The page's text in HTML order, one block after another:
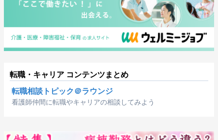
転職・キャリア コンテンツまとめ
転職相談トピック＠ラウンジ
看護師仲間に転職やキャリアの相談してみよう